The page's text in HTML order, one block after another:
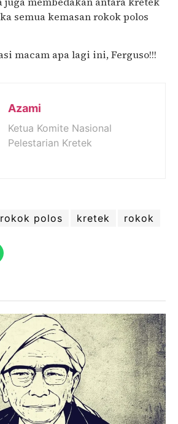
semua kemasan rokok polos
macam apa lagi ini, Ferguso!!!
Azami
Ketua Komite Nasional
Pelestarian Kretek
polos kretek rokok